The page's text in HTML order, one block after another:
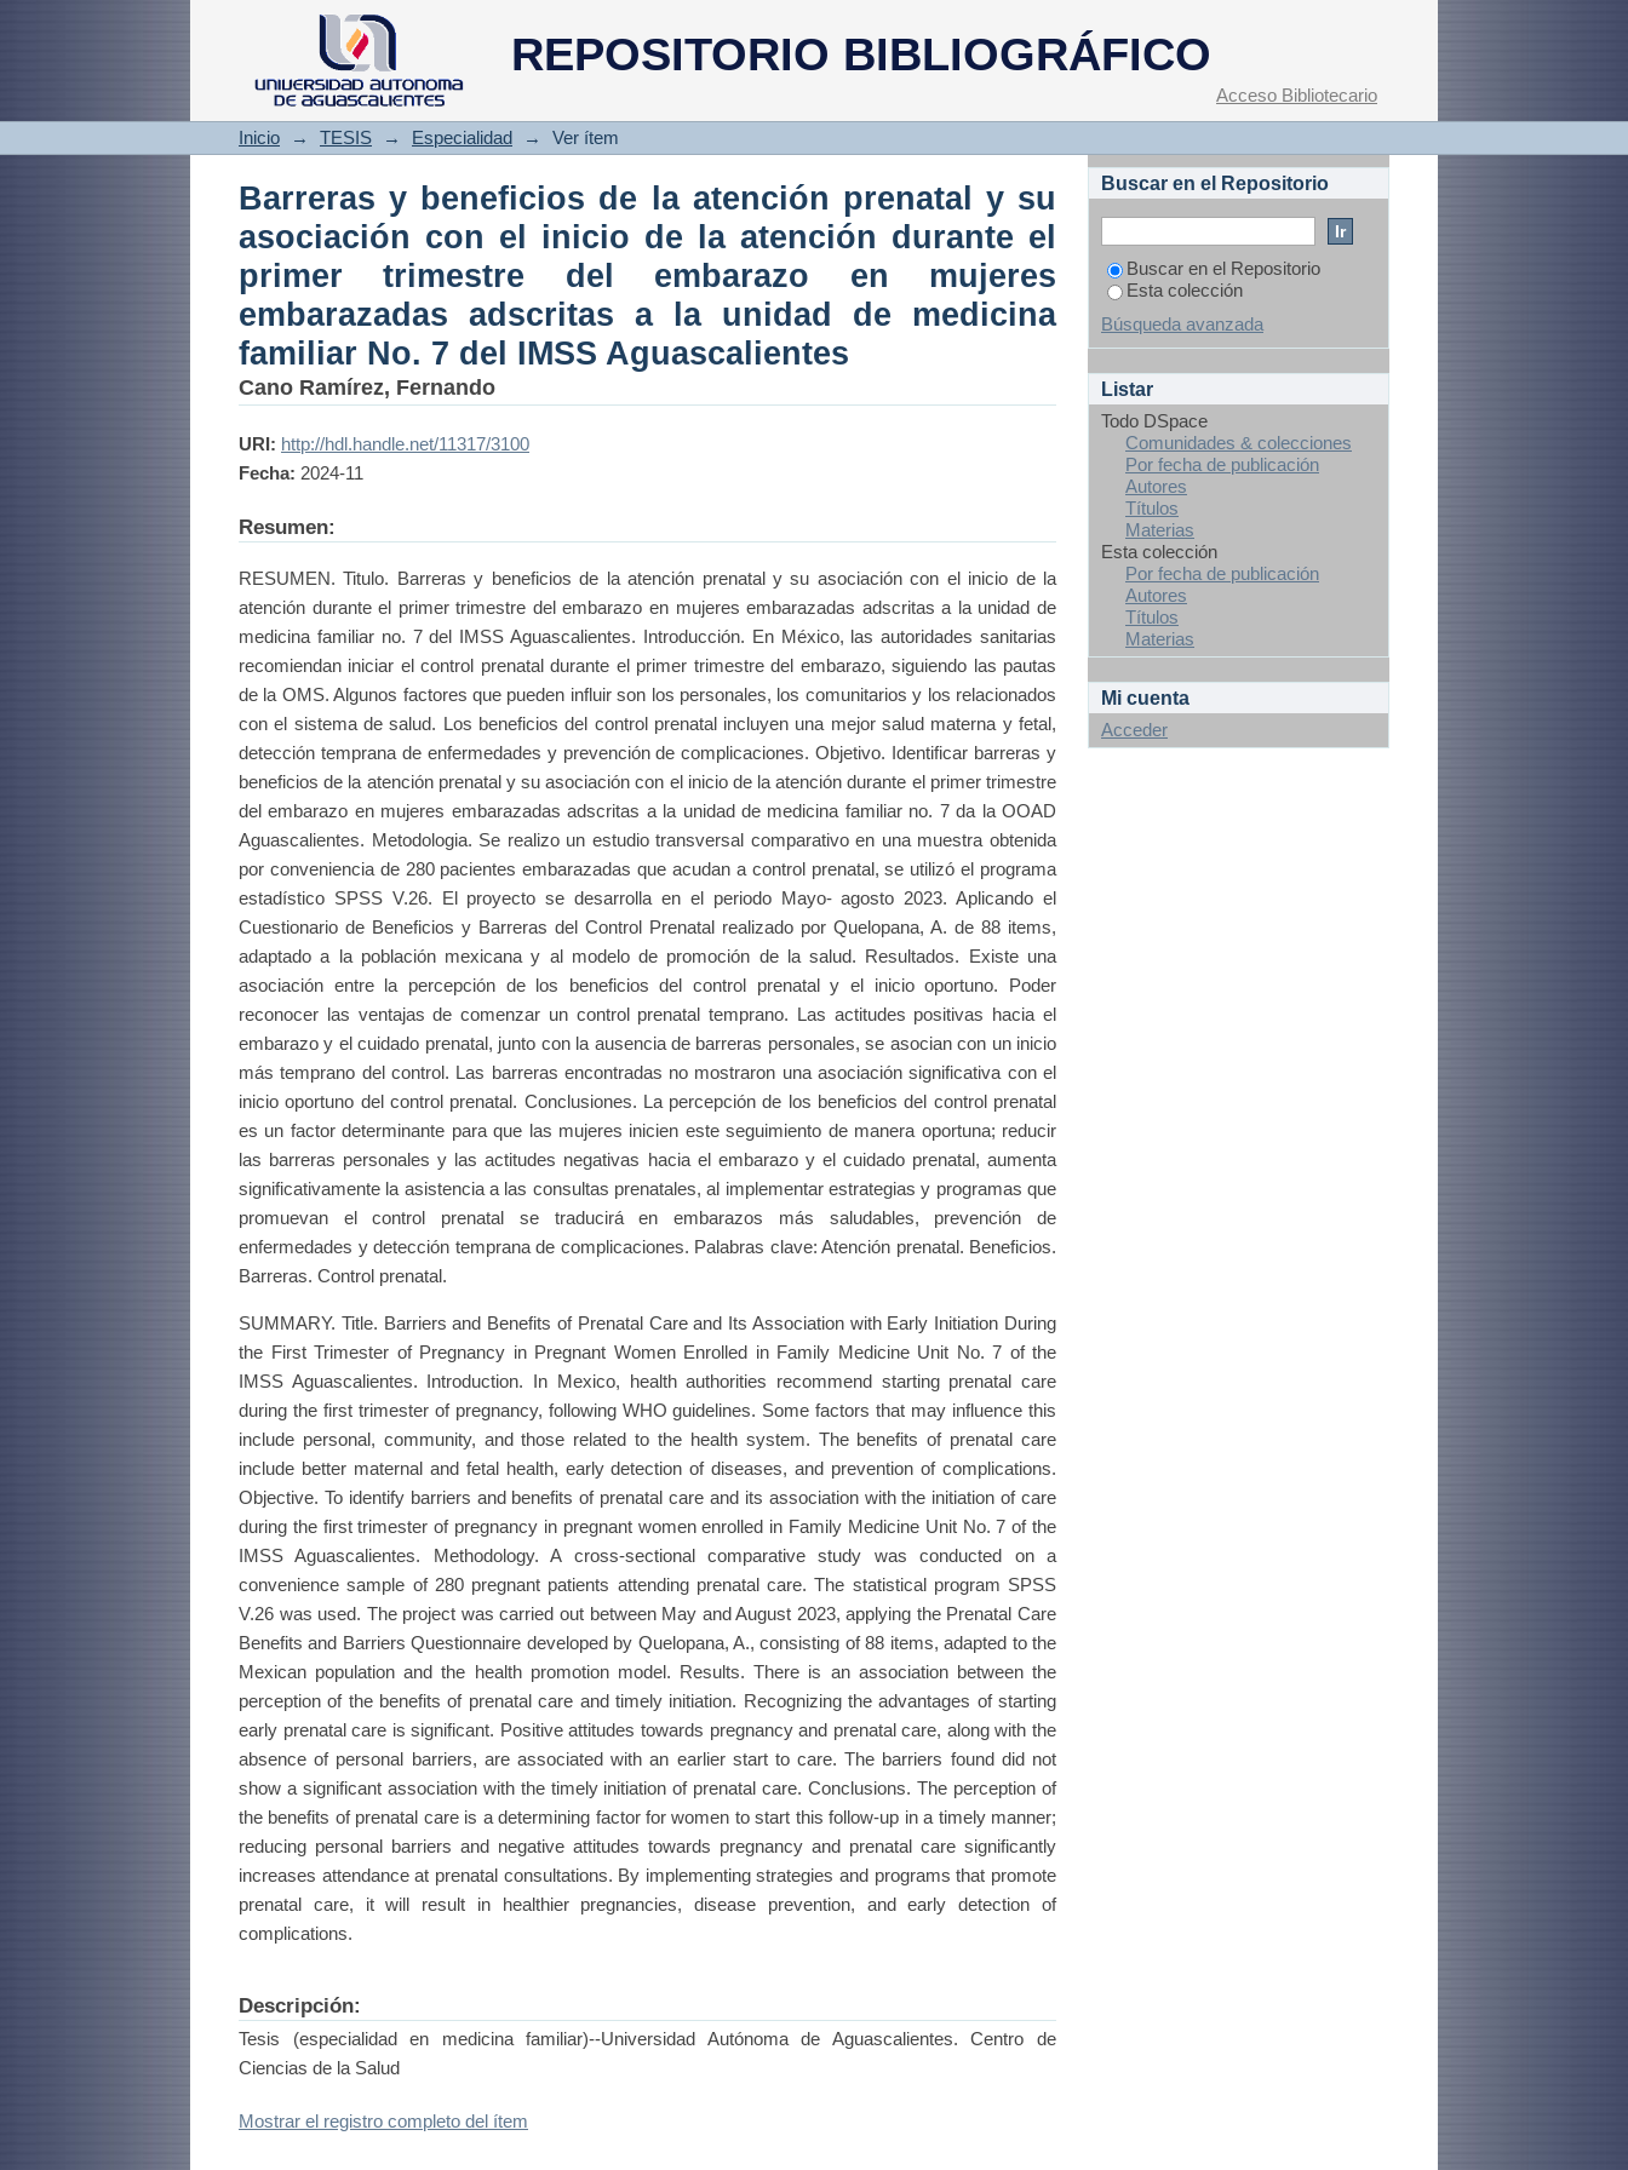
REPOSITORIO BIBLIOGRÁFICO
Barreras y beneficios de la atención prenatal y su asociación con el
inicio de la atención durante el primer trimestre del embarazo en
mujeres embarazadas adscritas a la unidad de medicina familiar No. 7
del IMSS Aguascalientes
Acceso Bibliotecario
Inicio → TESIS → Especialidad → Ver ítem
Barreras y beneficios de la atención prenatal y su
asociación con el inicio de la atención durante el
primer trimestre del embarazo en mujeres
embarazadas adscritas a la unidad de medicina
familiar No. 7 del IMSS Aguascalientes
Cano Ramírez, Fernando
URI: http://hdl.handle.net/11317/3100
Fecha: 2024-11
Resumen:
RESUMEN. Titulo. Barreras y beneficios de la atención prenatal y su asociación con el inicio de la
atención durante el primer trimestre del embarazo en mujeres embarazadas adscritas a la unidad de
medicina familiar no. 7 del IMSS Aguascalientes. Introducción. En México, las autoridades sanitarias
recomiendan iniciar el control prenatal durante el primer trimestre del embarazo, siguiendo las pautas
de la OMS. Algunos factores que pueden influir son los personales, los comunitarios y los relacionados
con el sistema de salud. Los beneficios del control prenatal incluyen una mejor salud materna y fetal,
detección temprana de enfermedades y prevención de complicaciones. Objetivo. Identificar barreras y
beneficios de la atención prenatal y su asociación con el inicio de la atención durante el primer trimestre
del embarazo en mujeres embarazadas adscritas a la unidad de medicina familiar no. 7 da la OOAD
Aguascalientes. Metodologia. Se realizo un estudio transversal comparativo en una muestra obtenida
por conveniencia de 280 pacientes embarazadas que acudan a control prenatal, se utilizó el programa
estadístico SPSS V.26. El proyecto se desarrolla en el periodo Mayo- agosto 2023. Aplicando el
Cuestionario de Beneficios y Barreras del Control Prenatal realizado por Quelopana, A. de 88 items,
adaptado a la población mexicana y al modelo de promoción de la salud. Resultados. Existe una
asociación entre la percepción de los beneficios del control prenatal y el inicio oportuno. Poder
reconocer las ventajas de comenzar un control prenatal temprano. Las actitudes positivas hacia el
embarazo y el cuidado prenatal, junto con la ausencia de barreras personales, se asocian con un inicio
más temprano del control. Las barreras encontradas no mostraron una asociación significativa con el
inicio oportuno del control prenatal. Conclusiones. La percepción de los beneficios del control prenatal
es un factor determinante para que las mujeres inicien este seguimiento de manera oportuna; reducir
las barreras personales y las actitudes negativas hacia el embarazo y el cuidado prenatal, aumenta
significativamente la asistencia a las consultas prenatales, al implementar estrategias y programas que
promuevan el control prenatal se traducirá en embarazos más saludables, prevención de
enfermedades y detección temprana de complicaciones. Palabras clave: Atención prenatal. Beneficios.
Barreras. Control prenatal.
SUMMARY. Title. Barriers and Benefits of Prenatal Care and Its Association with Early Initiation During
the First Trimester of Pregnancy in Pregnant Women Enrolled in Family Medicine Unit No. 7 of the
IMSS Aguascalientes. Introduction. In Mexico, health authorities recommend starting prenatal care
during the first trimester of pregnancy, following WHO guidelines. Some factors that may influence this
include personal, community, and those related to the health system. The benefits of prenatal care
include better maternal and fetal health, early detection of diseases, and prevention of complications.
Objective. To identify barriers and benefits of prenatal care and its association with the initiation of care
during the first trimester of pregnancy in pregnant women enrolled in Family Medicine Unit No. 7 of the
IMSS Aguascalientes. Methodology. A cross-sectional comparative study was conducted on a
convenience sample of 280 pregnant patients attending prenatal care. The statistical program SPSS
V.26 was used. The project was carried out between May and August 2023, applying the Prenatal Care
Benefits and Barriers Questionnaire developed by Quelopana, A., consisting of 88 items, adapted to the
Mexican population and the health promotion model. Results. There is an association between the
perception of the benefits of prenatal care and timely initiation. Recognizing the advantages of starting
early prenatal care is significant. Positive attitudes towards pregnancy and prenatal care, along with the
absence of personal barriers, are associated with an earlier start to care. The barriers found did not
show a significant association with the timely initiation of prenatal care. Conclusions. The perception of
the benefits of prenatal care is a determining factor for women to start this follow-up in a timely manner;
reducing personal barriers and negative attitudes towards pregnancy and prenatal care significantly
increases attendance at prenatal consultations. By implementing strategies and programs that promote
prenatal care, it will result in healthier pregnancies, disease prevention, and early detection of
complications.
Descripción:
Tesis (especialidad en medicina familiar)--Universidad Autónoma de Aguascalientes. Centro de
Ciencias de la Salud
Mostrar el registro completo del ítem
Buscar en el Repositorio
Buscar en el Repositorio
Esta colección
Búsqueda avanzada
Listar
Todo DSpace
Comunidades & colecciones
Por fecha de publicación
Autores
Títulos
Materias
Esta colección
Por fecha de publicación
Autores
Títulos
Materias
Mi cuenta
Acceder